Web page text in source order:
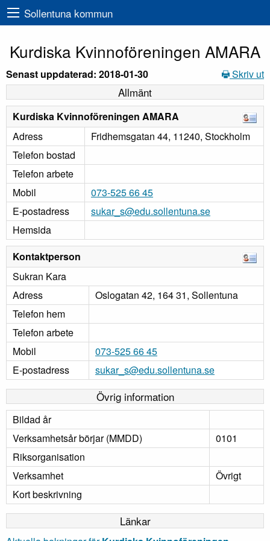
Sollentuna kommun
Kurdiska Kvinnoföreningen AMARA
Senast uppdaterad: 2018-01-30 Skriv ut
Allmänt
Kurdiska Kvinnoföreningen AMARA
Adress
Fridhemsgatan 44, 11240, Stockholm
Telefon bostad
Telefon arbete
Mobil
073-525 66 45
E-postadress
sukar_s@edu.sollentuna.se
Hemsida
Kontaktperson
Sukran Kara
Adress
Oslogatan 42, 164 31, Sollentuna
Telefon hem
Telefon arbete
Mobil
073-525 66 45
E-postadress
sukar_s@edu.sollentuna.se
Övrig information
Bildad år
Verksamhetsår börjar (MMDD)
0101
Riksorganisation
Verksamhet
Övrigt
Kort beskrivning
Länkar